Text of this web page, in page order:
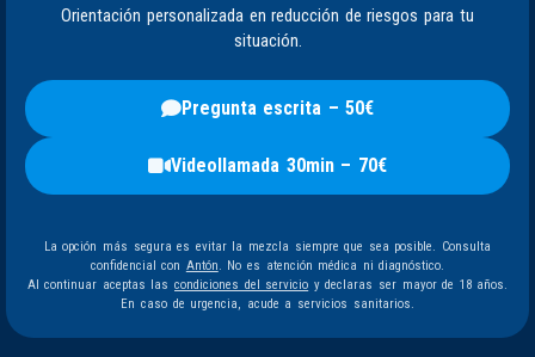
Orientación personalizada en reducción de riesgos para tu
situación.
Pregunta escrita – 50€
Videollamada 30min – 70€
La opción más segura es evitar la mezcla siempre que sea posible. Consulta
confidencial con Antón. No es atención médica ni diagnóstico.
Al continuar aceptas las condiciones del servicio y declaras ser mayor de 18 años.
En caso de urgencia, acude a servicios sanitarios.